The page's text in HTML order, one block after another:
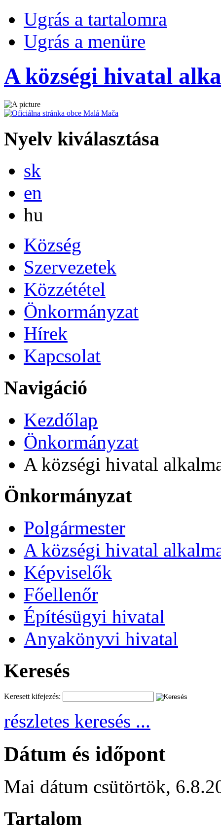
Ugrás a tartalomra
Ugrás a menüre
A községi hivatal
Nyelv kiválasztása
sk
en
hu
Község
Szervezetek
Közzététel
Önkormányzat
Hírek
Kapcsolat
Navigáció
Kezdőlap
Önkormányzat
A községi hivatal
Önkormányzat
Polgármester
A községi hivatal
Képviselők
Főellenőr
Építésügyi hivatal
Anyakönyvi hivatal
Keresés
Keresett kifejezés:
részletes keresés ...
Dátum és időpont
Mai dátum csütörtök,
Tartalom